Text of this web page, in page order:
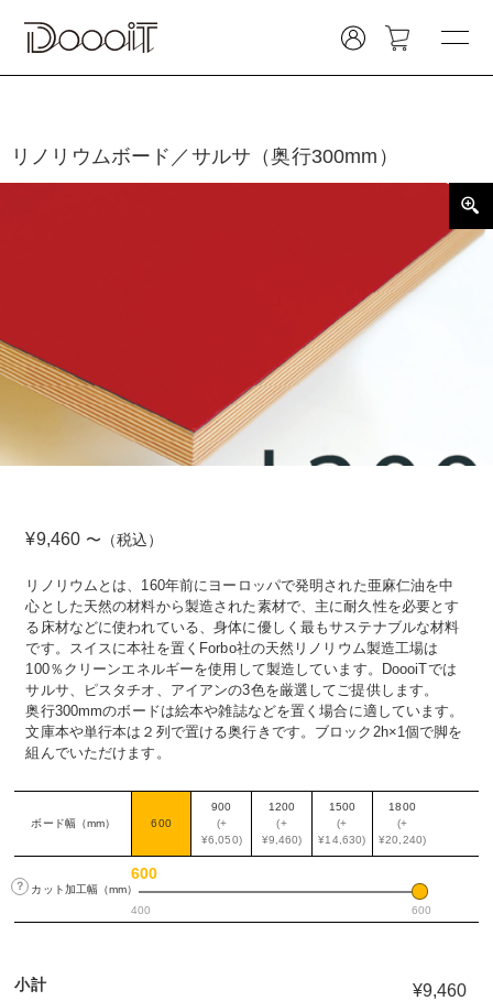
リノリウムボード／サルサ（奥行300mm）
¥9,460 〜（税込）
リノリウムとは、160年前にヨーロッパで発明された亜麻仁油を中
心とした天然の材料から製造された素材で、主に耐久性を必要とす
る床材などに使われている、身体に優しく最もサステナブルな材料
です。スイスに本社を置くForbo社の天然リノリウム製造工場は
100％クリーンエネルギーを使用して製造しています。DoooiTでは
サルサ、ピスタチオ、アイアンの3色を厳選してご提供します。
奥行300mmのボードは絵本や雑誌などを置く場合に適しています。
文庫本や単行本は２列で置ける奥行きです。ブロック2h×1個で脚を
組んでいただけます。
ボード幅（mm） 600
900
(+
¥6,050)
1200
(+
¥9,460)
1500
(+
¥14,630)
1800
(+
¥20,240)
カット加工幅（mm）
？
600
400 600
小計 ¥9,460